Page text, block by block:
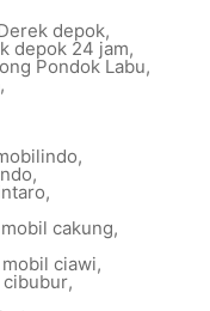
depok,
depok 24 jam,
Pondok Labu,
,
,
,
,
cakung,
ciawi,
,